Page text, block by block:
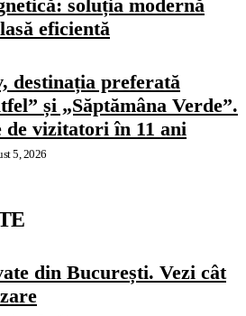
soluția modernă
eficientă
destinația preferată
și „Săptămâna Verde”.
de vizitatori în 11 ani
5, 2026
din București. Vezi cât